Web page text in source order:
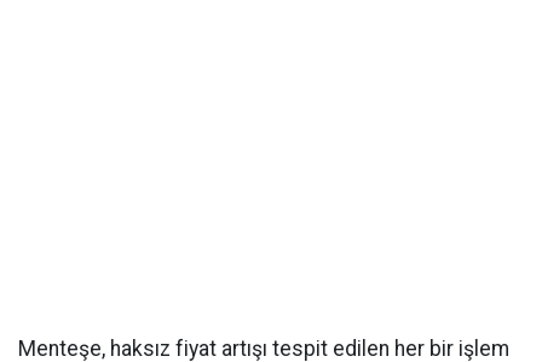
Menteşe, haksız fiyat artışı tespit edilen her bir işlem